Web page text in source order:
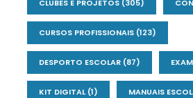
CLUBES E PROJETOS(305)
CURSOS PROFISSIONAIS(123)
DESPORTO ESCOLAR(87)
KIT DIGITAL(1) MANUAIS